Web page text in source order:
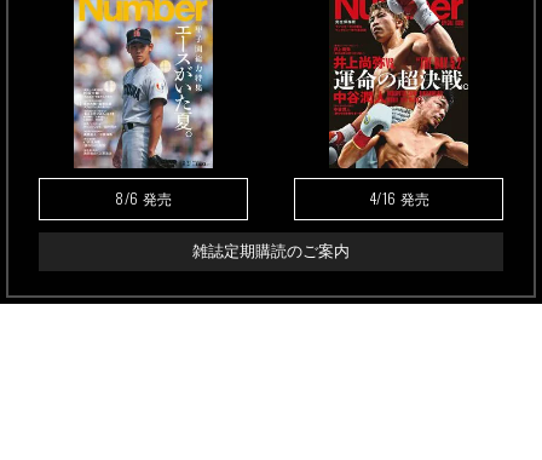
8/6 発売 4/16 発売
雑誌定期購読のご案内